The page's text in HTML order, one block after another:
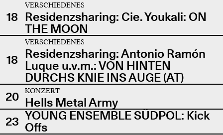
18
VERSCHIEDENES
Residenzsharing: Cie. Youkali: ON
THE MOON
18
VERSCHIEDENES
Residenzsharing: Antonio Ramón
Luque u.v.m.: VON HINTEN
DURCHS KNIE INS AUGE (AT)
20
KONZERT
Hells Metal Army
23 YOUNG ENSEMBLE SÜDPOL: Kick
Offs